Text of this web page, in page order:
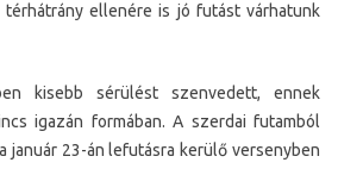
ellenére is jó futást várhatunk
kisebb sérülést szenvedett, ennek
igazán formában. A szerdai futamból
január 23-án lefutásra kerülő versenyben